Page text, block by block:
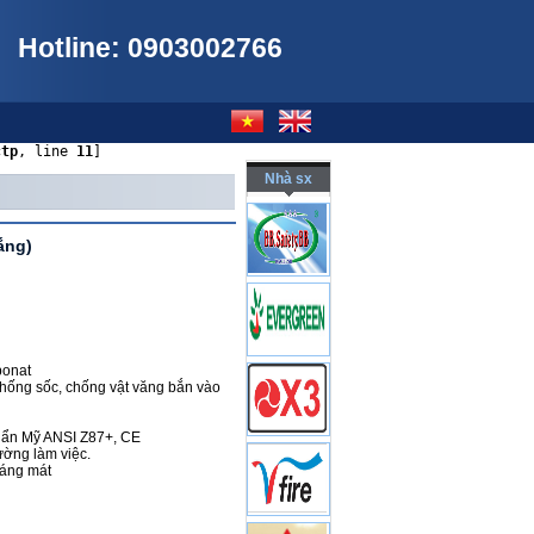
Hotline: 0903002766
, line 11
sốc, chống vật văng bắn vào
Mỹ ANSI Z87+, CE
làm việc.
mát
Nhà sx